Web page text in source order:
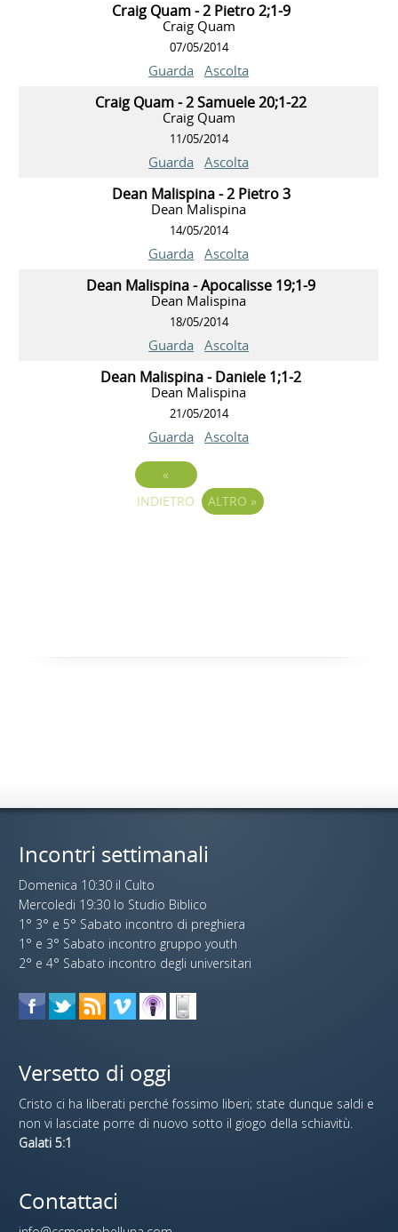
Craig Quam - 2 Pietro 2;1-9
Craig Quam
07/05/2014
Guarda Ascolta
Craig Quam - 2 Samuele 20;1-22
Craig Quam
11/05/2014
Guarda Ascolta
Dean Malispina - 2 Pietro 3
Dean Malispina
14/05/2014
Guarda Ascolta
Dean Malispina - Apocalisse 19;1-9
Dean Malispina
18/05/2014
Guarda Ascolta
Dean Malispina - Daniele 1;1-2
Dean Malispina
21/05/2014
Guarda Ascolta
«
INDIETRO
ALTRO »
Incontri settimanali
Domenica 10:30 il Culto
Mercoledi 19:30 lo Studio Biblico
1° 3° e 5° Sabato incontro di preghiera
1° e 3° Sabato incontro gruppo youth
2° e 4° Sabato incontro degli universitari
Versetto di oggi
Cristo ci ha liberati perché fossimo liberi; state dunque saldi e
non vi lasciate porre di nuovo sotto il giogo della schiavitù.
Galati 5:1
Contattaci